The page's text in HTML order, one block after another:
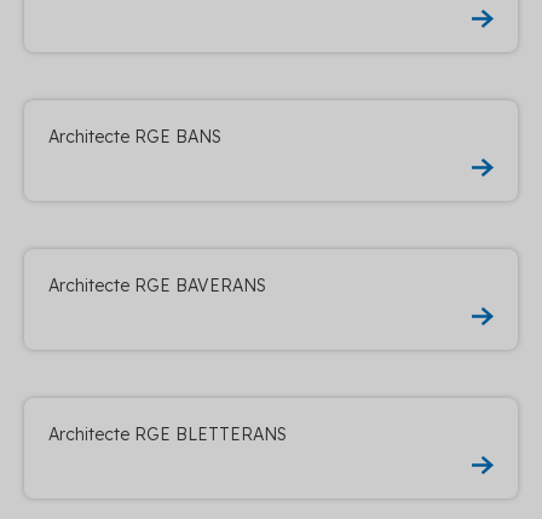
Architecte RGE BANS
Architecte RGE BAVERANS
Architecte RGE BLETTERANS